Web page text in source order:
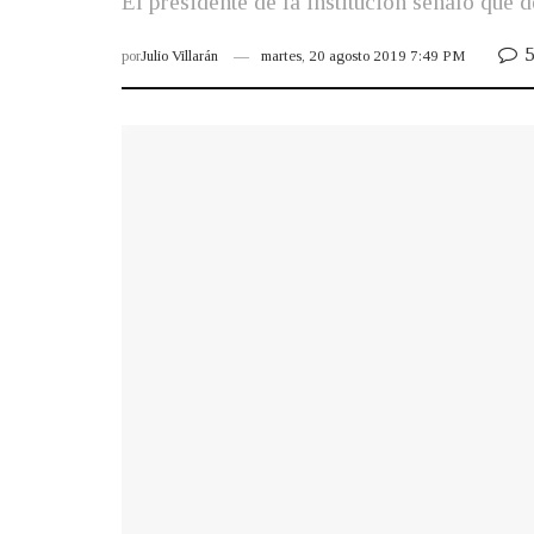
porJulio Villarán martes, 20 agosto 2019 7:49 PM 5